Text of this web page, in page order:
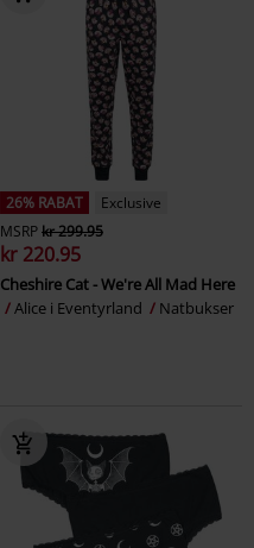
26% RABAT
Exclusive
MSRPkr 299.95
kr 220.95
Cheshire Cat - We're All Mad Here
Alice i Eventyrland
Natbukser